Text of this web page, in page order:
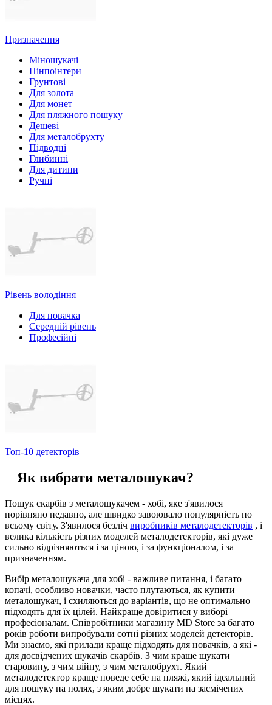
Призначення
Міношукачі
Пінпоінтери
Грунтові
Для золота
Для монет
Для пляжного пошуку
Дешеві
Для металобрухту
Підводні
Глибинні
Для дитини
Ручні
Рівень володіння
Для новачка
Середній рівень
Професійні
Топ-10 детекторів
Як вибрати металошукач?
Пошук скарбів з металошукачем - хобі, яке з'явилося
порівняно недавно, але швидко завоювало популярність по
всьому світу. З'явилося безліч виробників металодетекторів , і
велика кількість різних моделей металодетекторів, які дуже
сильно відрізняються і за ціною, і за функціоналом, і за
призначенням.
Вибір металошукача для хобі - важливе питання, і багато
копачі, особливо новачки, часто плутаються, як купити
металошукач, і схиляються до варіантів, що не оптимально
підходять для їх цілей. Найкраще довіритися у виборі
професіоналам. Співробітники магазину MD Store за багато
років роботи випробували сотні різних моделей детекторів.
Ми знаємо, які прилади краще підходять для новачків, а які -
для досвідчених шукачів скарбів. З чим краще шукати
старовину, з чим війну, з чим металобрухт. Який
металодетектор краще поведе себе на пляжі, який ідеальний
для пошуку на полях, з яким добре шукати на засмічених
місцях.